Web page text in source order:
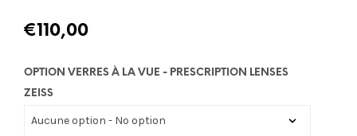
€110,00
OPTION VERRES À LA VUE - PRESCRIPTION LENSES
ZEISS